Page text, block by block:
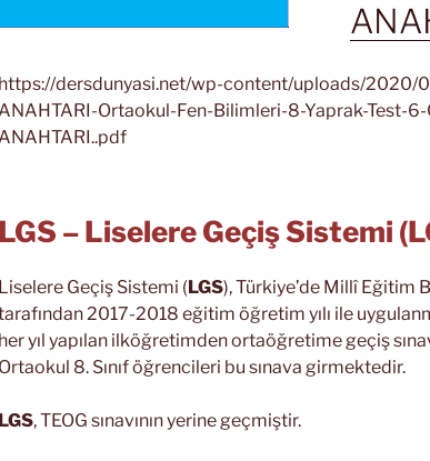
https://dersdunyasi.net/wp-content/uploads/2020/
Ortaokul-Fen-Bilimleri-8-Yaprak-Test-6-
LGS – Liselere Geçiş Sistemi
Liselere Geçiş Sistemi (LGS), Türkiye’de Millî Eğitim
2017-2018 eğitim öğretim yılı ile
her yıl yapılan ilköğretimden ortaöğretime geçiş
Ortaokul 8. Sınıf öğrencileri bu sınava girmektedir.
LGS, TEOG sınavının yerine geçmiştir.